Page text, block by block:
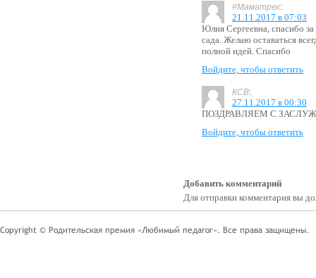
#Маматрех:
21.11.2017 в 07:03
Юлия Сергеевна, спасибо
сада. Желаю оставаться
полной идей. Спасибо
Войдите, чтобы ответить
КСВ:
27.11.2017 в 00:30
ПОЗДРАВЛЯЕМ С
Войдите, чтобы ответить
Добавить комментарий
Для отправки комментария вы
Copyright © Родительская премия «Любимый педагог». Все права защищены.